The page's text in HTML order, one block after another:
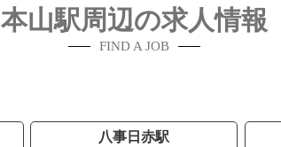
本山駅周辺の求人情報
FIND A JOB
八事日赤駅